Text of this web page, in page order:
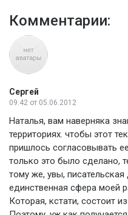
Комментарии:
Сергей
09:42 от 05.06.2012
Наталья, вам наверняка
территориях. чтобы этот
пришлось согласовывать
только это было сделано,
тому же, увы,
единственная сфера моей
Которая, кстати, состоит